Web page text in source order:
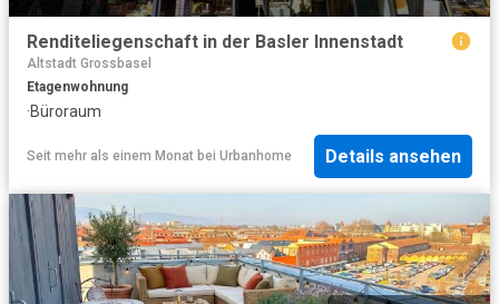
Renditeliegenschaft in der Basler Innenstadt
Altstadt Grossbasel
Etagenwohnung
·Büroraum
Seit mehr als einem Monat bei Urbanhome Details ansehen